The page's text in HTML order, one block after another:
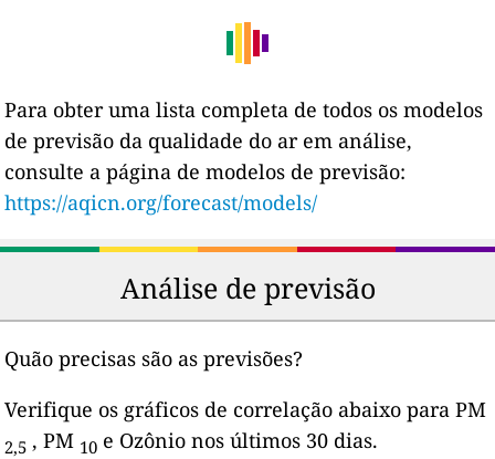
Para obter uma lista completa de todos os modelos
de previsão da qualidade do ar em análise,
consulte a página de modelos de previsão:
https://aqicn.org/forecast/models/
Análise de previsão
Quão precisas são as previsões?
Verifique os gráficos de correlação abaixo para PM
2,5 , PM 10 e Ozônio nos últimos 30 dias.